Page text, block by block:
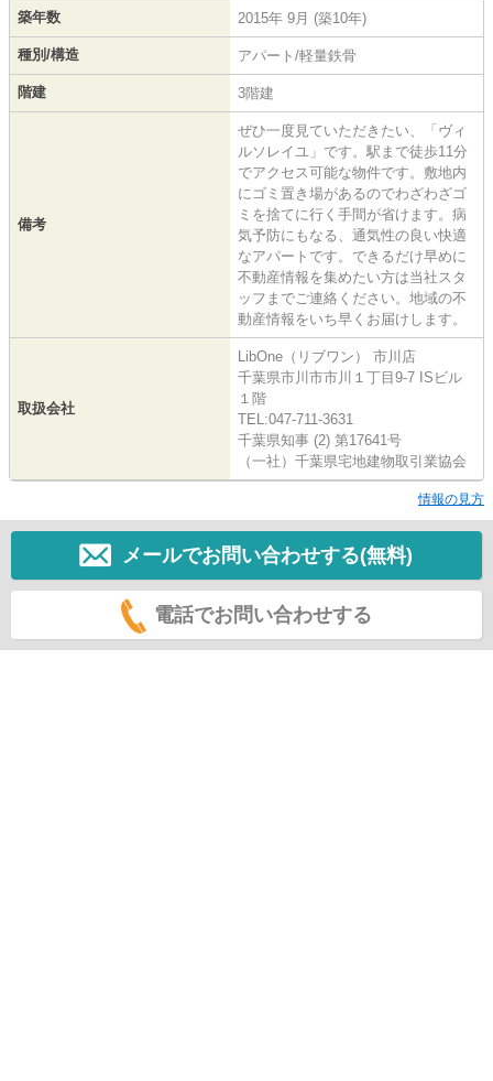
築年数 2015年 9月 (築10年)
種別/構造 アパート/軽量鉄骨
階建 3階建
備考
ぜひ一度見ていただきたい、「ヴィ
ルソレイユ」です。駅まで徒歩11分
でアクセス可能な物件です。敷地内
にゴミ置き場があるのでわざわざゴ
ミを捨てに行く手間が省けます。病
気予防にもなる、通気性の良い快適
なアパートです。できるだけ早めに
不動産情報を集めたい方は当社スタ
ッフまでご連絡ください。地域の不
動産情報をいち早くお届けします。
取扱会社
LibOne（リブワン） 市川店
千葉県市川市市川１丁目9-7 ISビル
１階
TEL:047-711-3631
千葉県知事 (2) 第17641号
（一社）千葉県宅地建物取引業協会
情報の見方
メールでお問い合わせする(無料)
電話でお問い合わせする